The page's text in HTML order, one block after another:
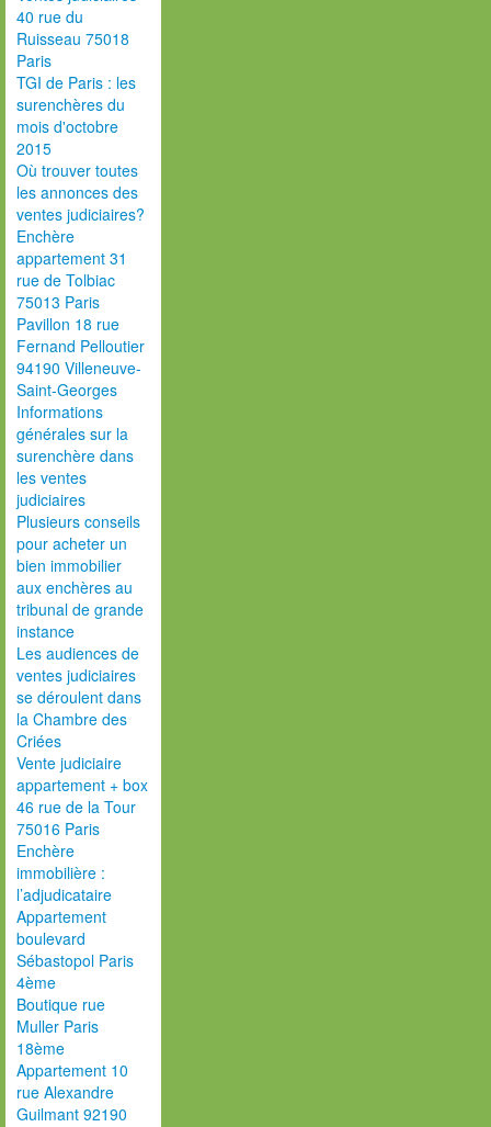
40 rue du
Ruisseau 75018
Paris
TGI de Paris : les
surenchères du
mois d'octobre
2015
Où trouver toutes
les annonces des
ventes judiciaires?
Enchère
appartement 31
rue de Tolbiac
75013 Paris
Pavillon 18 rue
Fernand Pelloutier
94190 Villeneuve-
Saint-Georges
Informations
générales sur la
surenchère dans
les ventes
judiciaires
Plusieurs conseils
pour acheter un
bien immobilier
aux enchères au
tribunal de grande
instance
Les audiences de
ventes judiciaires
se déroulent dans
la Chambre des
Criées
Vente judiciaire
appartement + box
46 rue de la Tour
75016 Paris
Enchère
immobilière :
l’adjudicataire
Appartement
boulevard
Sébastopol Paris
4ème
Boutique rue
Muller Paris
18ème
Appartement 10
rue Alexandre
Guilmant 92190